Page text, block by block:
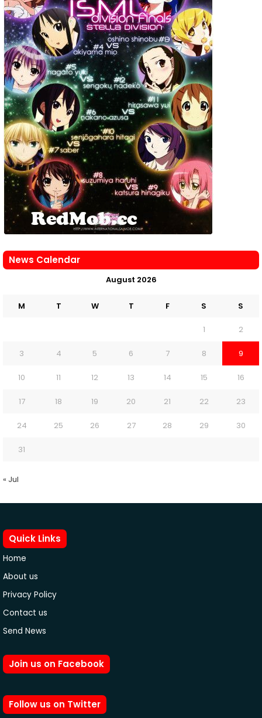
News Calendar
August 2026
M T W T F S S
1 2
3 4 5 6 7 8 9
10 11 12 13 14 15 16
17 18 19 20 21 22 23
24 25 26 27 28 29 30
31
« Jul
Quick Links
Home
About us
Privacy Policy
Contact us
Send News
Join us on Facebook
Follow us on Twitter